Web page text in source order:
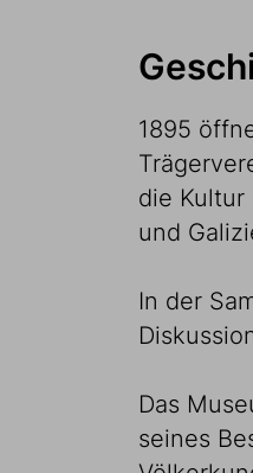
1895
die
und
In der
Das
seines